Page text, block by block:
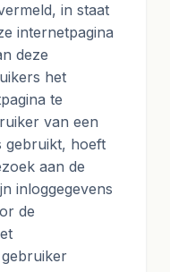
in staat
internetpagina
deze
het
te
van een
gebruikt, hoeft
aan de
inloggegevens
de